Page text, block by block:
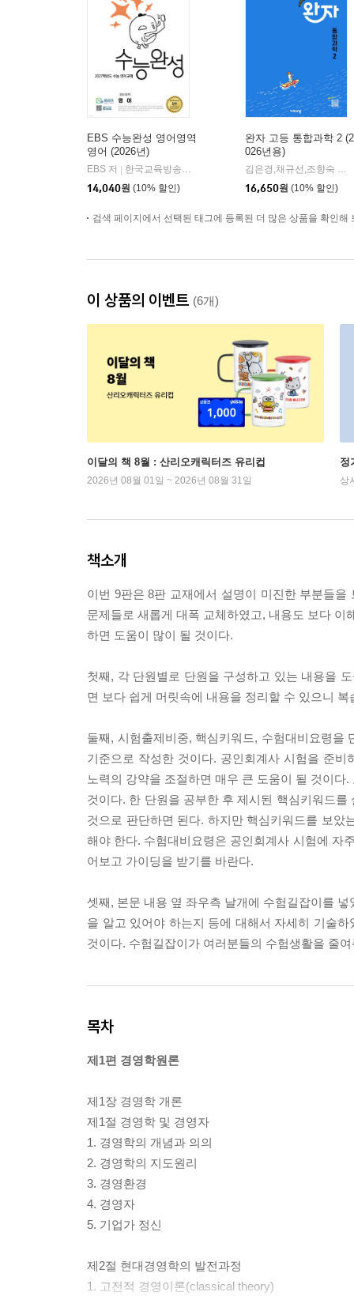
EBS 수능완성 영어영역
영어 (2026년)
EBS 저
한국교육방송공사
14,040원 (10% 할인)
완자 고등 통합과학 2 (2
026년용)
김은경,채규선,조향숙 등저
16,650원 (10% 할인)
검색 페이지에서 선택된 태그에 등록된 더 많은 상품을 확인해
이 상품의 이벤트 (6개)
이달의 책 8월 : 산리오캐릭터즈 유리컵
2026년 08월 01일 ~ 2026년 08월 31일
정
상
책소개
이번 9판은 8판 교재에서 설명이 미진한 부분들
문제들로 새롭게 대폭 교체하였고, 내용도 보다
하면 도움이 많이 될 것이다.
첫째, 각 단원별로 단원을 구성하고 있는 내용을
면 보다 쉽게 머릿속에 내용을 정리할 수 있으니
둘째, 시험출제비중, 핵심키워드, 수험대비요령을
기준으로 작성한 것이다. 공인회계사 시험을 준
노력의 강약을 조절하면 매우 큰 도움이 될 것이
것이다. 한 단원을 공부한 후 제시된 핵심키워드
것으로 판단하면 된다. 하지만 핵심키워드를 보
해야 한다. 수험대비요령은 공인회계사 시험에 자
어보고 가이딩을 받기를 바란다.
셋째, 본문 내용 옆 좌우측 날개에 수험길잡이를
을 알고 있어야 하는지 등에 대해서 자세히 기술
것이다. 수험길잡이가 여러분들의 수험생활을 줄
목차
제1편 경영학원론
제1장 경영학 개론
제1절 경영학 및 경영자
1. 경영학의 개념과 의의
2. 경영학의 지도원리
3. 경영환경
4. 경영자
5. 기업가 정신
제2절 현대경영학의 발전과정
1. 고전적 경영이론(classical theory)